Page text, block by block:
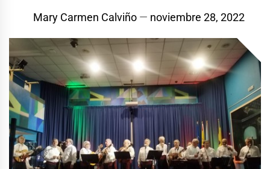
Mary Carmen Calviño noviembre 28, 2022